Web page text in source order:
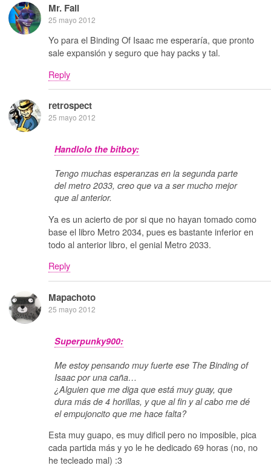
Mr. Fail
25 mayo 2012
Yo para el Binding Of Isaac me esperaría, que pronto
sale expansión y seguro que hay packs y tal.
Reply
retrospect
25 mayo 2012
Handlolo the bitboy:
Tengo muchas esperanzas en la segunda parte
del metro 2033, creo que va a ser mucho mejor
que al anterior.
Ya es un acierto de por si que no hayan tomado como
base el libro Metro 2034, pues es bastante inferior en
todo al anterior libro, el genial Metro 2033.
Reply
Mapachoto
25 mayo 2012
Superpunky900:
Me estoy pensando muy fuerte ese The Binding of
Isaac por una caña…
¿Alguien que me diga que está muy guay, que
dura más de 4 horillas, y que al fin y al cabo me dé
el empujoncito que me hace falta?
Esta muy guapo, es muy dificil pero no imposible, pica
cada partida más y yo le he dedicado 69 horas (no, no
he tecleado mal) :3